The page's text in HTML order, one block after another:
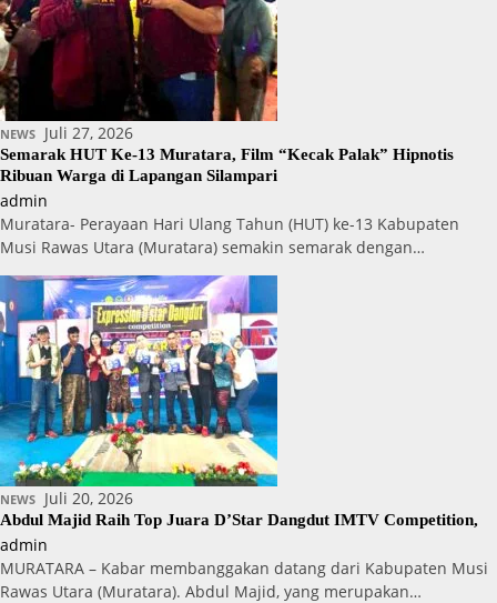
NEWS Juli 27, 2026
Semarak HUT Ke-13 Muratara, Film “Kecak Palak” Hipnotis
Ribuan Warga di Lapangan Silampari
admin
Muratara- Perayaan Hari Ulang Tahun (HUT) ke-13 Kabupaten
Musi Rawas Utara (Muratara) semakin semarak dengan…
NEWS Juli 20, 2026
Abdul Majid Raih Top Juara D’Star Dangdut IMTV Competition,
admin
MURATARA – Kabar membanggakan datang dari Kabupaten Musi
Rawas Utara (Muratara). Abdul Majid, yang merupakan…